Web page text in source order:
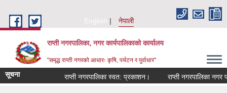
English
नेपाली
राप्ती नगरपालिका, नगर कार्यपालिकाको कार्यालय
"समृद्ध राप्ती नगरको आधारः कृषि, पर्यटन र पुर्वाधार"
सूचना राप्ती नगरपालिका स्वत: प्रकाशन। राप्ती नगरपालिका नगर